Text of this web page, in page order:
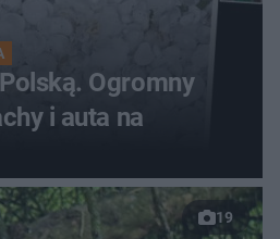
Ogromny
i auta na
19